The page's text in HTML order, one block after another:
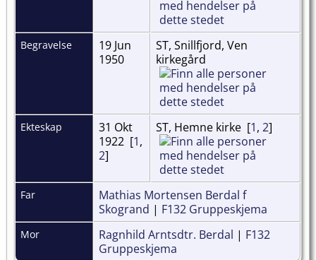
Begravelse
19 Jun
1950
ST, Snillfjord, Ven
kirkegård
Ekteskap
31 Okt
1922 [1,
2]
ST, Hemne kirke [1, 2]
Far
Mathias Mortensen Berdal f
Skogrand | F132 Gruppeskjema
Mor Ragnhild Arntsdtr. Berdal | F132
Gruppeskjema